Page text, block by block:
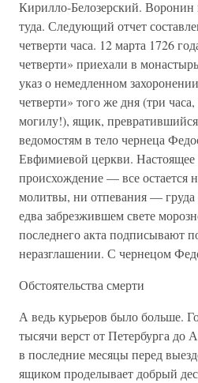
Кирилло-Белозерский. Воронин
туда. Следующий отчет
четверти часа. 12 марта 1726
четверти» приехали в
указ о немедленном
четверти» того же дня (три
могилу!), ящик,
ведомостям в тело чернеца
Евфимиевой церкви. Настоящее
происхождение — все остается
молитвы, ни отпевания — груда
едва забрезжившем свете
последнего акта подписывают
неразглашении. С чернецом
Обстоятельства смерти
А ведь курьеров было больше.
тысячи верст от Петербурга до
в последние месяцы перед
ящиком проделывает добрый